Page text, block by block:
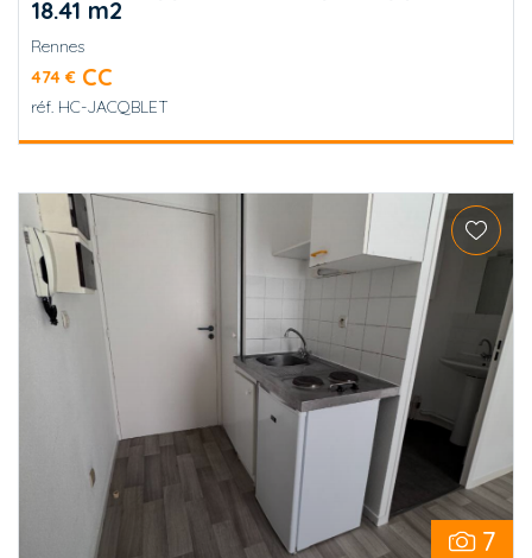
18.41 m2
Rennes
474 € CC
réf. HC-JACQBLET
7